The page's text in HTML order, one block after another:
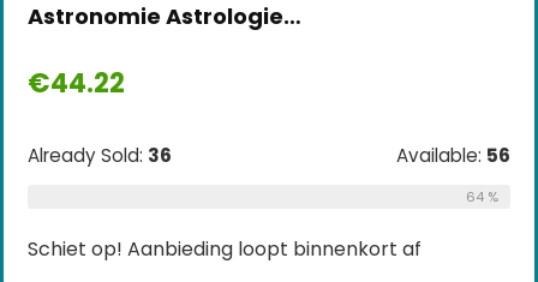
Astronomie Astrologie…
€44.22
Already Sold: 36 Available: 56
64 %
Schiet op! Aanbieding loopt binnenkort af